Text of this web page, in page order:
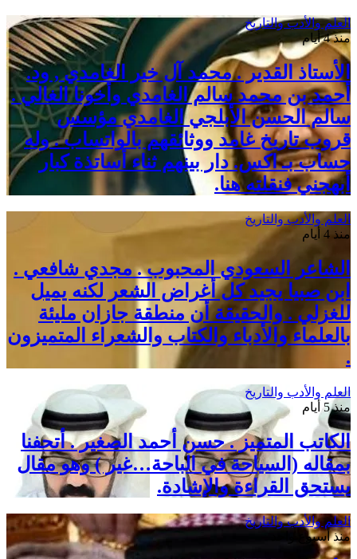
العلم والأدب والتاريخ
منذ 4 أيام
الأستاذ القدير . محمد آل خير الغامدي , ود.
أحمد بن محمد سالم الغامدي وأخونا الغالي .
سالم الحسن الأبلجي الغامدي مؤسس
قروب تاريخ غامد ووثائقهم بالواتساب . وله
حساب بـ اكس. دار بينهم ثناء أساتذة كبار
أبهجني فنقلته هنا.
العلم والأدب والتاريخ
منذ 4 أيام
الشاعر السعودي المحبوب . مجدي شافعي .
ابن صبيا يجيد كل أغراض الشعر لكنه يميل
للغزلي . والحقيقة أن منطقة جازان مليئة
بالعلماء والأدباء والكتاب والشعراء المتميزون
.
العلم والأدب والتاريخ
منذ 5 أيام
الكاتب المتميز . حسن أحمد الصغير . أتحفنا
بمقاله (السياحة في الباحة…غير ) وهو مقال
يستحق القراءة والإشادة.
العلم والأدب والتاريخ
منذ أسبوع واحد